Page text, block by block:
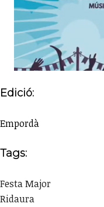
Edició:
Empordà
Tags:
Festa Major
Ridaura